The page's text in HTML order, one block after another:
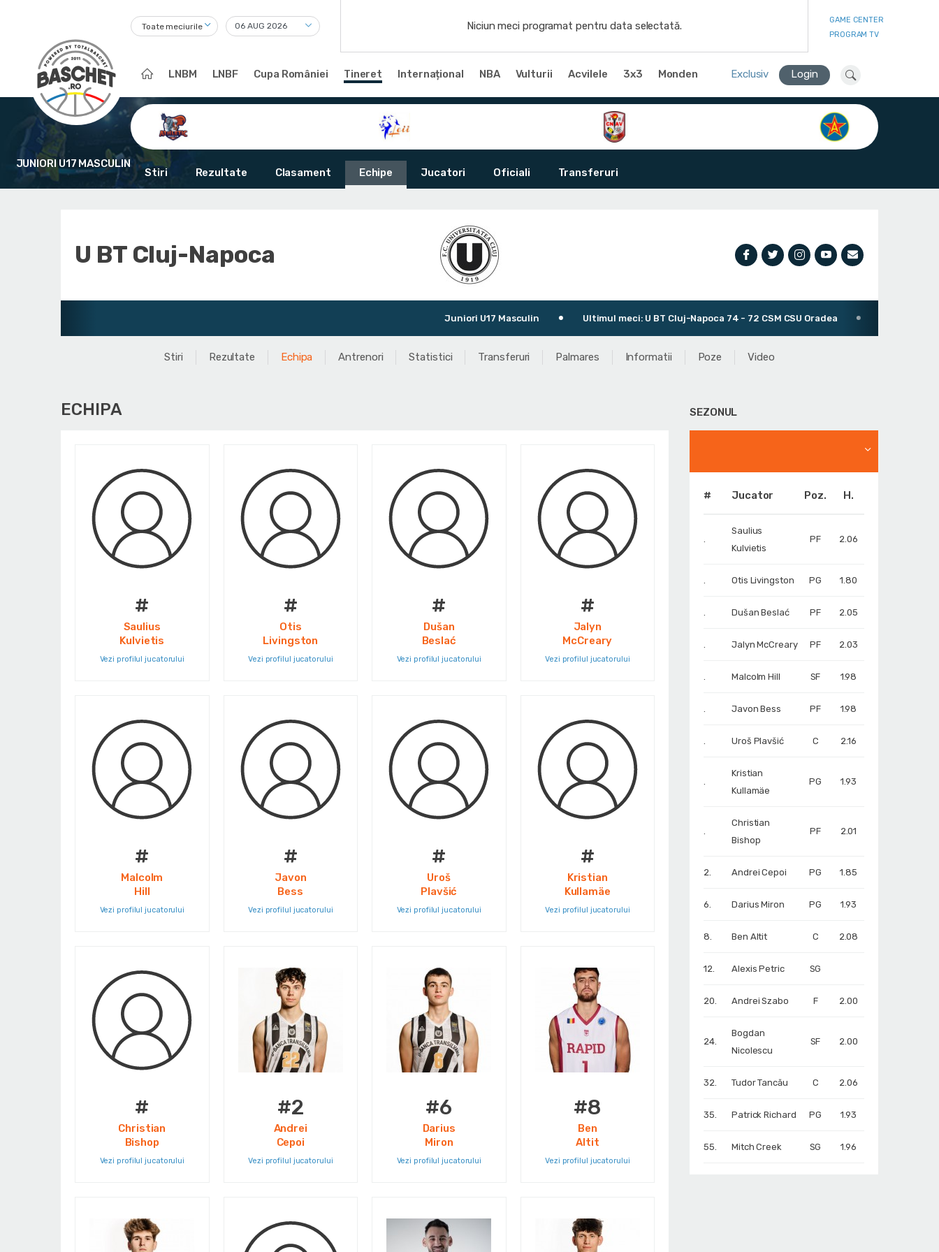
Toate meciurile Niciun meci programat pentru data selectată.
GAME CENTER
PROGRAM TV
LNBM LNBF Cupa României Tineret Internațional NBA Vulturii Acvilele 3x3 Monden Exclusiv Login
JUNIORI U17 MASCULIN
Stiri Rezultate Clasament Echipe Jucatori Oficiali Transferuri
U BT Cluj-Napoca
Juniori U17 Masculin Ultimul meci: U BT Cluj-Napoca 74 - 72 CSM CSU Oradea Antrenor: Mihai
Stiri Rezultate Echipa Antrenori Statistici Transferuri Palmares Informatii Poze Video
ECHIPA
#
Saulius
Kulvietis
Vezi profilul jucatorului
#
Otis
Livingston
Vezi profilul jucatorului
#
Dušan
Beslać
Vezi profilul jucatorului
#
Jalyn
McCreary
Vezi profilul jucatorului
#
Malcolm
Hill
Vezi profilul jucatorului
#
Javon
Bess
Vezi profilul jucatorului
#
Uroš
Plavšić
Vezi profilul jucatorului
#
Kristian
Kullamäe
Vezi profilul jucatorului
#
Christian
Bishop
Vezi profilul jucatorului
#2
Andrei
Cepoi
Vezi profilul jucatorului
#6
Darius
Miron
Vezi profilul jucatorului
#8
Ben
Altit
Vezi profilul jucatorului
SEZONUL
# Jucator Poz. H.
.
Saulius
Kulvietis
PF 2.06
. Otis Livingston PG 1.80
. Dušan Beslać PF 2.05
. Jalyn McCreary PF 2.03
. Malcolm Hill SF 1.98
. Javon Bess PF 1.98
. Uroš Plavšić C 2.16
.
Kristian
Kullamäe
PG 1.93
.
Christian
Bishop
PF 2.01
2. Andrei Cepoi PG 1.85
6. Darius Miron PG 1.93
8. Ben Altit C 2.08
12. Alexis Petric SG
20. Andrei Szabo F 2.00
24.
Bogdan
Nicolescu
SF 2.00
32. Tudor Tancău C 2.06
35. Patrick Richard PG 1.93
55. Mitch Creek SG 1.96